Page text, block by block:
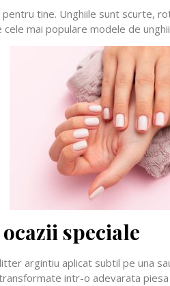
tine. Unghiile sunt scurte,
mai populare modele de
speciale
argintiu aplicat subtil pe una
intr-o adevarata